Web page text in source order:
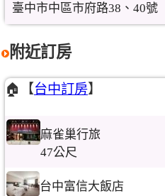
臺中市中區市府路38、40號
附近訂房
🏠【台中訂房】
麻雀巢行旅
47公尺
台中富信大飯店